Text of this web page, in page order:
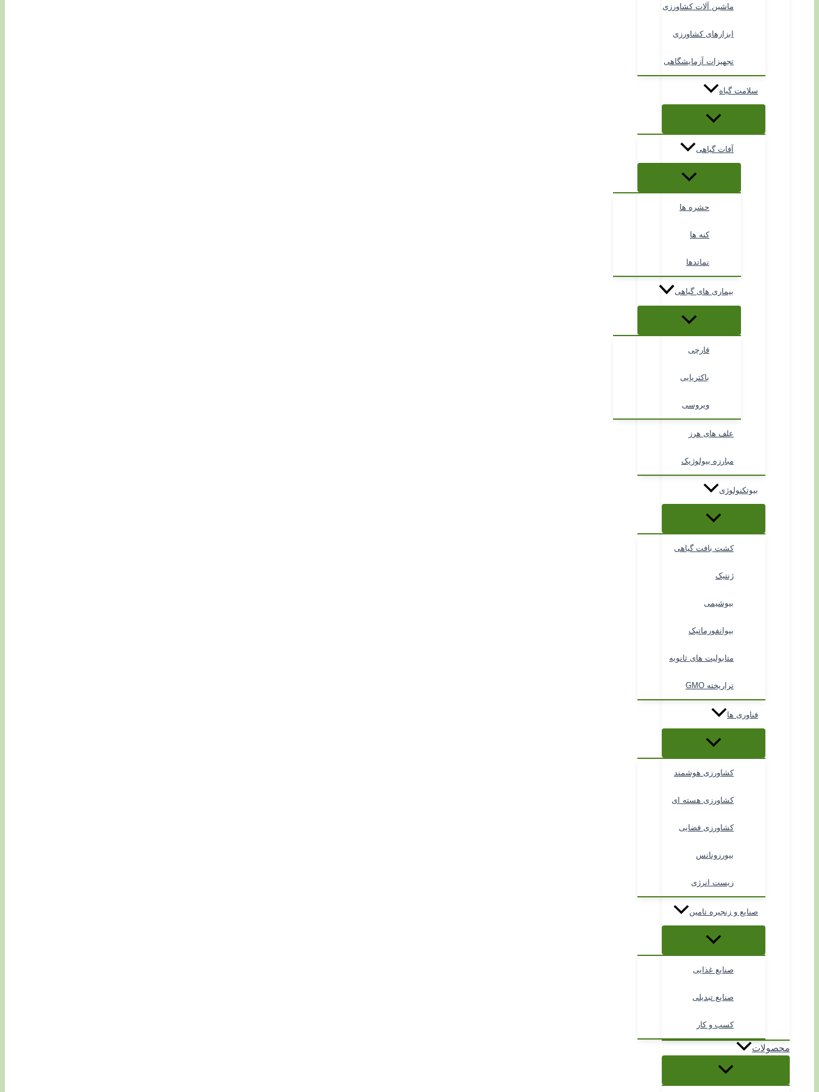
ماشین آلات کشاورزی
ابزارهای کشاورزی
تجهیزات آزمایشگاهی
سلامت گیاه
آفات گیاهی
حشره ها
کنه ها
نماتدها
بیماری های گیاهی
قارچی
باکتریایی
ویروسی
علف های هرز
مبارزه بیولوژیک
بیوتکنولوژی
کشت بافت گیاهی
ژنتیک
بیوشیمی
بیوانفورماتیک
متابولیت های ثانویه
تراریخته GMO
فناوری ها
کشاورزی هوشمند
کشاورزی هسته ای
کشاورزی فضایی
بیورزونانس
زیست انرژی
صنایع و زنجیره تامین
صنایع غذایی
صنایع تبدیلی
کسب و کار
محصولات